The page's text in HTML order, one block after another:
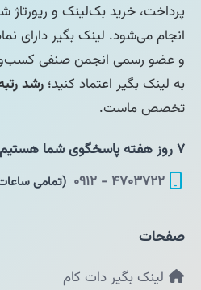
پرداخت، خرید بک‌لینک و رپورتاژ
انجام می‌شود. لینک بگیر دارای
و عضو رسمی انجمن صنفی
به لینک بگیر اعتماد کنید؛ رشد
تخصص ماست.
۷ روز هفته پاسخگوی شما هستیم :
۴۷۰۳۷۲۲ - ۰۹۱۲
(تمامی
صفحات
لینک بگیر دات کام